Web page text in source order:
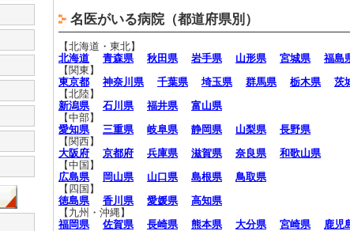
名医がいる病院（都道府県別）
【北海道・東北】
北海道
青森県 秋田県 岩手県 山形県 宮城県
福島
【関東】
東京都
神奈川県 千葉県 埼玉県 群馬県 栃木県
茨
【北陸】
新潟県
石川県 福井県
富山県
【中部】
愛知県
三重県 岐阜県 静岡県 山梨県
長野県
【関西】
大阪府
京都府 兵庫県 滋賀県 奈良県
和歌山県
【中国】
広島県
岡山県 山口県 島根県
鳥取県
【四国】
徳島県
香川県 愛媛県
高知県
【九州・沖縄】
福岡県
佐賀県 長崎県 熊本県 大分県 宮崎県 鹿児